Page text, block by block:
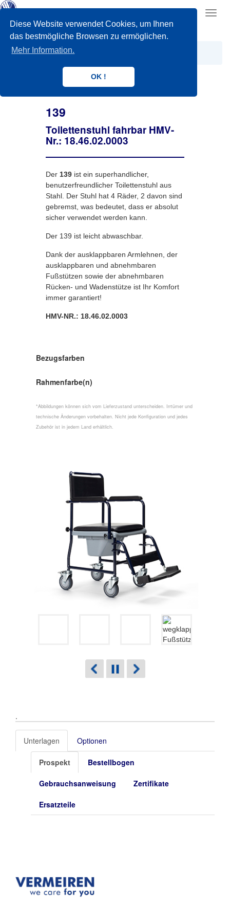
Diese Website verwendet Cookies, um Ihnen
das bestmögliche Browsen zu ermöglichen.
Mehr Information.
OK !
BAD UND TOILETTE
139
Toilettenstuhl fahrbar HMV-
Nr.: 18.46.02.0003
Der 139 ist ein superhandlicher,
benutzerfreundlicher Toilettenstuhl aus
Stahl. Der Stuhl hat 4 Räder, 2 davon sind
gebremst, was bedeutet, dass er absolut
sicher verwendet werden kann.
Der 139 ist leicht abwaschbar.
Dank der ausklappbaren Armlehnen, der
ausklappbaren und abnehmbaren
Fußstützen sowie der abnehmbaren
Rücken- und Wadenstütze ist Ihr Komfort
immer garantiert!
HMV-NR.: 18.46.02.0003
Bezugsfarben
Rahmenfarbe(n)
*Abbildungen können sich vom Lieferzustand unterscheiden. Irrtümer und
technische Änderungen vorbehalten. Nicht jede Konfiguration und jedes
Zubehör ist in jedem Land erhältlich.
.
Unterlagen Optionen
Prospekt Bestellbogen
Gebrauchsanweisung Zertifikate
Ersatzteile